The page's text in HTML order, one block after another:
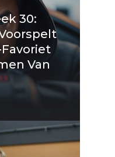
30:
Van